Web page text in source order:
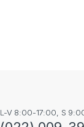
L-V 8:00-17:00, S